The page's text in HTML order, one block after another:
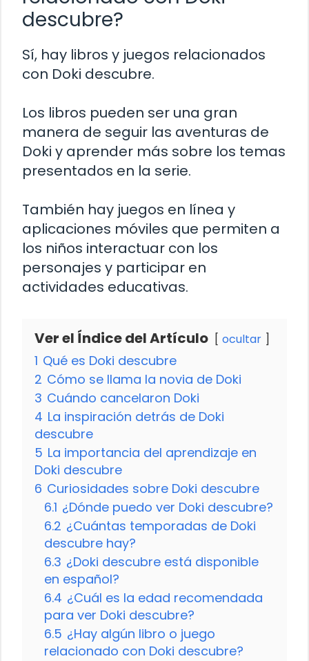
descubre?
Sí, hay libros y juegos relacionados
con Doki descubre.
Los libros pueden ser una gran
manera de seguir las aventuras de
Doki y aprender más sobre los temas
presentados en la serie.
También hay juegos en línea y
aplicaciones móviles que permiten a
los niños interactuar con los
personajes y participar en
actividades educativas.
Ver el Índice del Artículo ocultar
1 Qué es Doki descubre
2 Cómo se llama la novia de Doki
3 Cuándo cancelaron Doki
4 La inspiración detrás de Doki
descubre
5 La importancia del aprendizaje en
Doki descubre
6 Curiosidades sobre Doki descubre
6.1 ¿Dónde puedo ver Doki descubre?
6.2 ¿Cuántas temporadas de Doki
descubre hay?
6.3 ¿Doki descubre está disponible
en español?
6.4 ¿Cuál es la edad recomendada
para ver Doki descubre?
6.5 ¿Hay algún libro o juego
relacionado con Doki descubre?